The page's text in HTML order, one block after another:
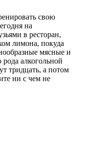
свою
на
в ресторан,
лимона, покуда
мясные и
алкогольной
тридцать, а потом
ни с чем не